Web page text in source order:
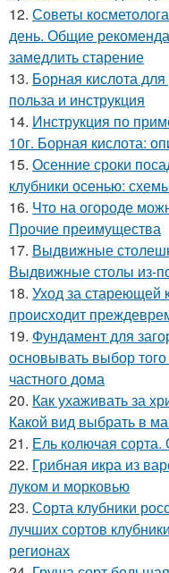
12. Советы
день. Общие
замедлить старение
13. Борная кислота
польза и инструкция
14. Инструкция по
10г. Борная кислота:
15. Осенние сроки
клубники осенью:
16. Что на огороде
Прочие преимущества
17. Выдвижные
Выдвижные столы из-
18. Уход за стареющей
происходит
19. Фундамент для
основывать выбор
частного дома
20. Как ухаживать за
Какой вид выбрать в
21. Ель колючая сорта.
22. Грибная икра из
луком и морковью
23. Сорта клубники
лучших сортов
регионах